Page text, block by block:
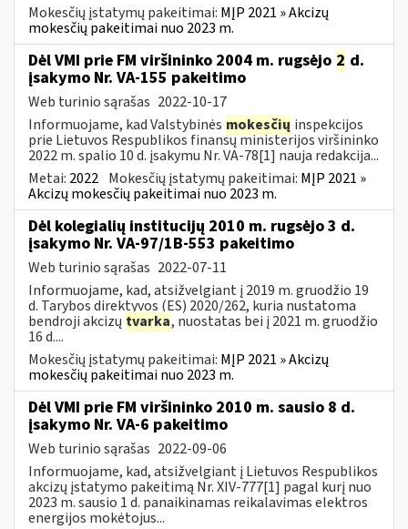
Mokesčių įstatymų pakeitimai: MĮP 2021 » Akcizų
mokesčių pakeitimai nuo 2023 m.
Dėl VMI prie FM viršininko 2004 m. rugsėjo 2 d.
įsakymo Nr. VA-155 pakeitimo
Web turinio sąrašas 2022-10-17
Informuojame, kad Valstybinės mokesčių inspekcijos
prie Lietuvos Respublikos finansų ministerijos viršininko
2022 m. spalio 10 d. įsakymu Nr. VA-78[1] nauja redakcija...
Metai: 2022 Mokesčių įstatymų pakeitimai: MĮP 2021 »
Akcizų mokesčių pakeitimai nuo 2023 m.
Dėl kolegialių institucijų 2010 m. rugsėjo 3 d.
įsakymo Nr. VA-97/1B-553 pakeitimo
Web turinio sąrašas 2022-07-11
Informuojame, kad, atsižvelgiant į 2019 m. gruodžio 19
d. Tarybos direktyvos (ES) 2020/262, kuria nustatoma
bendroji akcizų tvarka, nuostatas bei į 2021 m. gruodžio
16 d....
Mokesčių įstatymų pakeitimai: MĮP 2021 » Akcizų
mokesčių pakeitimai nuo 2023 m.
Dėl VMI prie FM viršininko 2010 m. sausio 8 d.
įsakymo Nr. VA-6 pakeitimo
Web turinio sąrašas 2022-09-06
Informuojame, kad, atsižvelgiant į Lietuvos Respublikos
akcizų įstatymo pakeitimą Nr. XIV-777[1] pagal kurį nuo
2023 m. sausio 1 d. panaikinamas reikalavimas elektros
energijos mokėtojus...